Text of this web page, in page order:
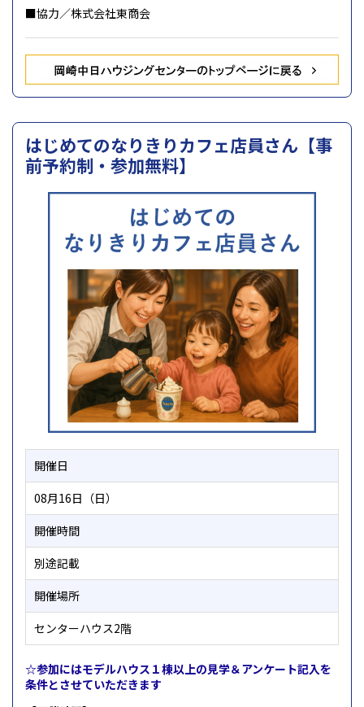
■協力／株式会社東商会
はじめてのなりきりカフェ店員さん【事
前予約制・参加無料】
開催日
08月16日（日）
開催時間
別途記載
開催場所
センターハウス2階
☆参加にはモデルハウス１棟以上の見学＆アンケート記入を
条件とさせていただきます